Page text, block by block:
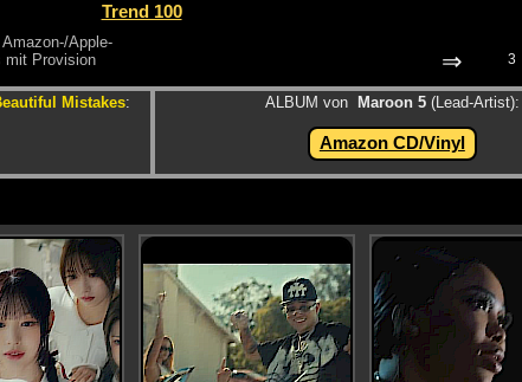
Trend 100
Apple-
mit Provision
⇒ 3
Mistakes: ALBUM von Maroon 5(Lead-Artist):
Amazon CD/Vinyl